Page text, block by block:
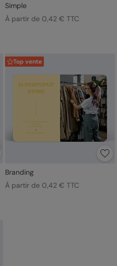
Simple
À partir de 0,42 € TTC
Top vente
Branding
À partir de 0,42 € TTC